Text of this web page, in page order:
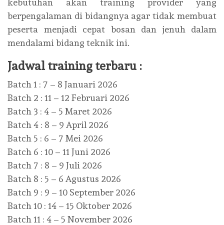
kebutuhan akan training provider yang
berpengalaman di bidangnya agar tidak membuat
peserta menjadi cepat bosan dan jenuh dalam
mendalami bidang teknik ini.
Jadwal training terbaru :
Batch 1 : 7 – 8 Januari 2026
Batch 2 : 11 – 12 Februari 2026
Batch 3 : 4 – 5 Maret 2026
Batch 4 : 8 – 9 April 2026
Batch 5 : 6 – 7 Mei 2026
Batch 6 : 10 – 11 Juni 2026
Batch 7 : 8 – 9 Juli 2026
Batch 8 : 5 – 6 Agustus 2026
Batch 9 : 9 – 10 September 2026
Batch 10 : 14 – 15 Oktober 2026
Batch 11 : 4 – 5 November 2026